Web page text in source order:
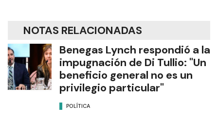
NOTAS RELACIONADAS
Benegas Lynch respondió a la
impugnación de Di Tullio: "Un
beneficio general no es un
privilegio particular"
POLÍTICA